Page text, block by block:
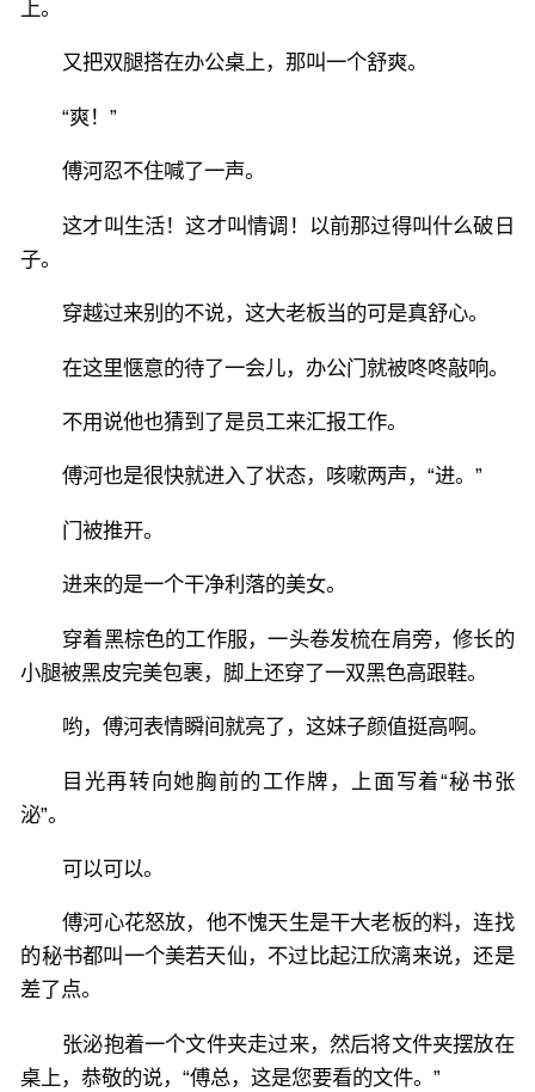
上。
又把双腿搭在办公桌上，那叫一个舒爽。
“爽！”
傅河忍不住喊了一声。
这才叫生活！这才叫情调！以前那过得叫什么破日
子。
穿越过来别的不说，这大老板当的可是真舒心。
在这里惬意的待了一会儿，办公门就被咚咚敲响。
不用说他也猜到了是员工来汇报工作。
傅河也是很快就进入了状态，咳嗽两声，“进。”
门被推开。
进来的是一个干净利落的美女。
穿着黑棕色的工作服，一头卷发梳在肩旁，修长的
小腿被黑皮完美包裹，脚上还穿了一双黑色高跟鞋。
哟，傅河表情瞬间就亮了，这妹子颜值挺高啊。
目光再转向她胸前的工作牌，上面写着“秘书张
泌”。
可以可以。
傅河心花怒放，他不愧天生是干大老板的料，连找
的秘书都叫一个美若天仙，不过比起江欣漓来说，还是
差了点。
张泌抱着一个文件夹走过来，然后将文件夹摆放在
桌上，恭敬的说，“傅总，这是您要看的文件。”